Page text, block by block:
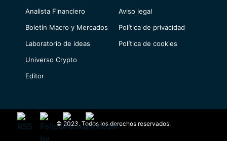
Analista Financiero
Boletín Macro y Mercados
Laboratorio de ideas
Universo Crypto
Editor
Aviso legal
Política de privacidad
Política de cookies
© 2023. Todos los derechos reservados.